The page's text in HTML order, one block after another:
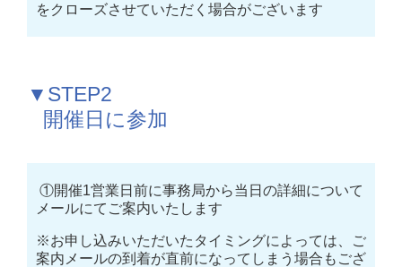
をクローズさせていただく場合がございます
▼STEP2
   開催日に参加
①開催1営業日前に事務局から当日の詳細について
メールにてご案内いたします
※お申し込みいただいたタイミングによっては、ご
案内メールの到着が直前になってしまう場合もござ